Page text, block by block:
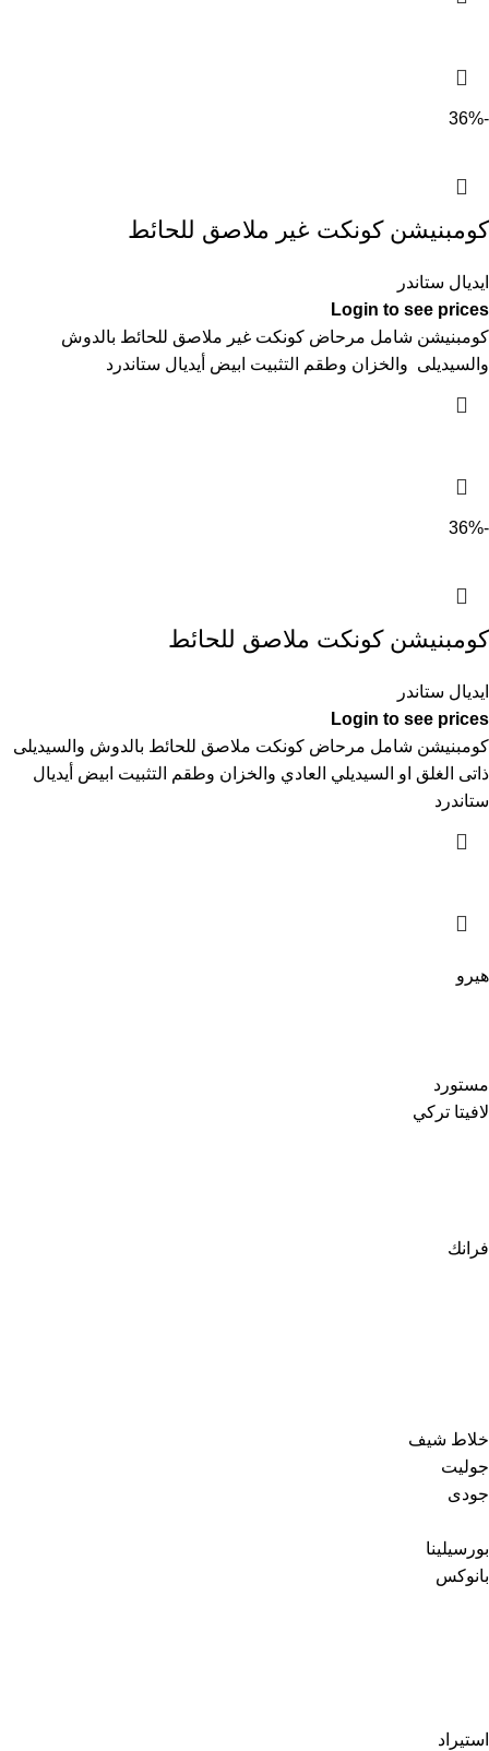
-36%
كومبنيشن كونكت غير ملاصق للحائط
ايديال ستاندر
Login to see prices
كومبنيشن شامل مرحاض كونكت غير ملاصق للحائط بالدوش
والسيديلى والخزان وطقم التثبيت ابيض أيديال ستاندرد
-36%
كومبنيشن كونكت ملاصق للحائط
ايديال ستاندر
Login to see prices
كومبنيشن شامل مرحاض كونكت ملاصق للحائط بالدوش والسيديلى
ذاتى الغلق او السيديلي العادي والخزان وطقم التثبيت ابيض أيديال
ستاندرد
هيرو
مستورد
لافيتا تركي
فرانك
خلاط شيف
جوليت
جودى
بورسيلينا
بانوكس
استيراد